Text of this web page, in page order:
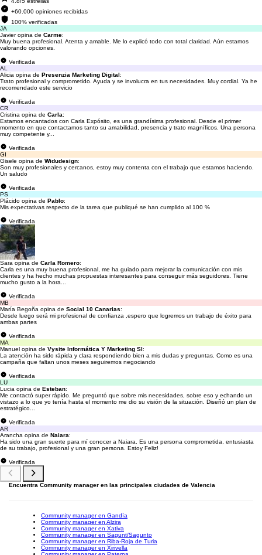
+60.000 opiniones recibidas
100% verificadas
JA
Javier opina de Carme:
Muy buena profesional. Atenta y amable. Me lo explicó todo con total claridad. Aún estamos
valorando opciones.
Verificada
AL
Alicia opina de Presenzia Marketing Digital:
Trato profesional y comprometido. Ayuda y se involucra en tus necesidades. Muy cordial. Ya he
recomendado este servicio
Verificada
CR
Cristina opina de Carla:
Estamos encantados con Carla Expósito, es una grandísima profesional. Desde el primer
momento en que contactamos tanto su amabilidad, presencia y trato magníficos. Una persona
muy competente y...
Verificada
GI
Gisele opina de Widudesign:
Son muy profesionales y cercanos, estoy muy contenta con el trabajo que estamos haciendo.
Un saludo
Verificada
PS
Plácido opina de Pablo:
Mis expectativas respecto de la tarea que publiqué se han cumplido al 100 %
Verificada
Sara opina de Carla Romero:
Carla es una muy buena profesional, me ha guiado para mejorar la comunicación con mis
clientes y ha hecho muchas propuestas interesantes para conseguir más seguidores. Tiene
mucho gusto a la hora...
Verificada
MB
María Begoña opina de Social 10 Canarias:
Desde luego será mi profesional de confianza ,espero que logremos un trabajo de éxito para
ambas partes
Verificada
MA
Manuel opina de Vysite Informática Y Marketing Sl:
La atención ha sido rápida y clara respondiendo bien a mis dudas y preguntas. Como es una
campaña que faltan unos meses seguiremos negociando
Verificada
LU
Lucia opina de Esteban:
Me contactó super rápido. Me preguntó que sobre mis necesidades, sobre eso y echando un
vistazo a lo que yo tenía hasta el momento me dio su visión de la situación. Diseñó un plan de
estratégico...
Verificada
AR
Arancha opina de Naiara:
Ha sido una gran suerte para mí conocer a Naiara. Es una persona comprometida, entusiasta
de su trabajo, profesional y una gran persona. Estoy Feliz!
Verificada
Encuentra Community manager en las principales ciudades de Valencia
Community manager en Gandía
Community manager en Alzira
Community manager en Xativa
Community manager en Sagunt/Sagunto
Community manager en Riba-Roja de Turia
Community manager en Xirivella